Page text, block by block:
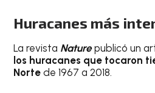
Huracanes más
La revista Naturepublicó un
los huracanes que tocaron
Norte de 1967 a 2018.